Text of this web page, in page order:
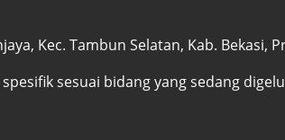
Kec. Tambun Selatan, Kab. Bekasi,
sesuai bidang yang sedang